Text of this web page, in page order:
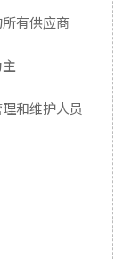
有供应商
和维护人员